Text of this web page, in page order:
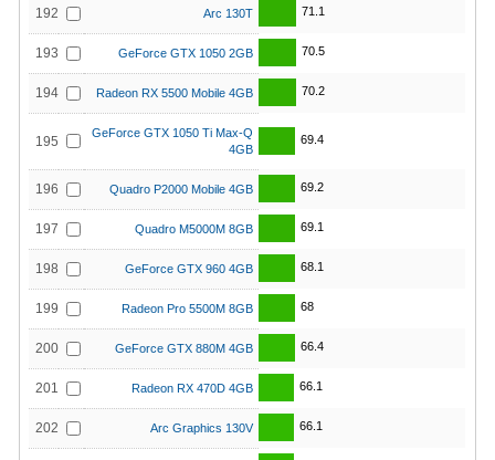
192 Arc 130T 71.1
193 GeForce GTX 1050 2GB 70.5
194 Radeon RX 5500 Mobile 4GB 70.2
195
GeForce GTX 1050 Ti Max-Q
4GB
69.4
196 Quadro P2000 Mobile 4GB 69.2
197 Quadro M5000M 8GB 69.1
198 GeForce GTX 960 4GB 68.1
199 Radeon Pro 5500M 8GB 68
200 GeForce GTX 880M 4GB 66.4
201 Radeon RX 470D 4GB 66.1
202 Arc Graphics 130V 66.1